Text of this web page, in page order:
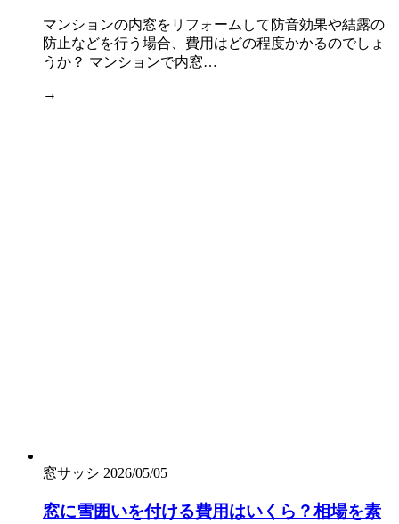
マンションの内窓をリフォームして防音効果や結露の
防止などを行う場合、費用はどの程度かかるのでしょ
うか？ マンションで内窓…
→
窓サッシ 2026/05/05
窓に雪囲いを付ける費用はいくら？相場を素